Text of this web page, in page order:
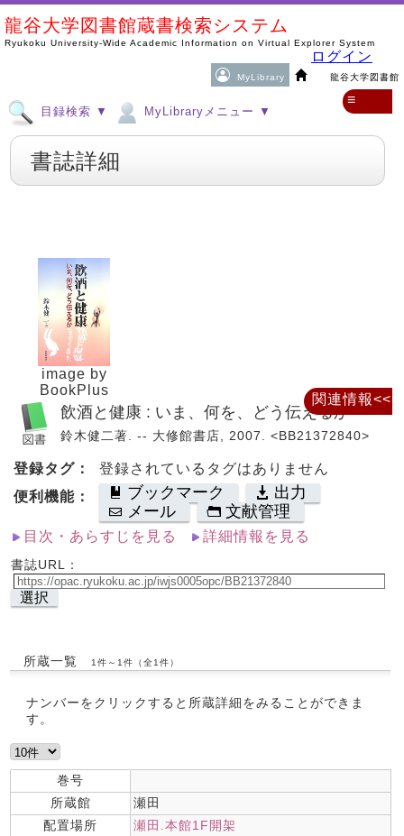
龍谷大学図書館蔵書検索システム
Ryukoku University-Wide Academic Information on Virtual Explorer System
MyLibrary 龍谷大学図書館
ログイン
目録検索 ▼ MyLibraryメニュー ▼
≡
書誌詳細
image by
BookPlus
飲酒と健康 : いま、何を、どう伝えるか
鈴木健二著. -- 大修館書店, 2007. <BB21372840>
登録タグ：
登録されているタグはありません
便利機能：
ブックマーク
出力
メール
文献管理
目次・あらすじを見る 詳細情報を見る
書誌URL：
選択
所蔵一覧 1件～1件（全1件）
ナンバーをクリックすると所蔵詳細をみることができま
す。
巻号
所蔵館
瀬田
配置場所
瀬田.本館1F開架
関連情報<<